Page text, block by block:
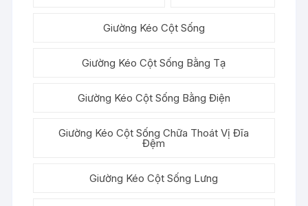
Giường Kéo Cột Sống
Giường Kéo Cột Sống Bằng Tạ
Giường Kéo Cột Sống Bằng Điện
Giường Kéo Cột Sống Chữa Thoát Vị Đĩa
Đệm
Giường Kéo Cột Sống Lưng